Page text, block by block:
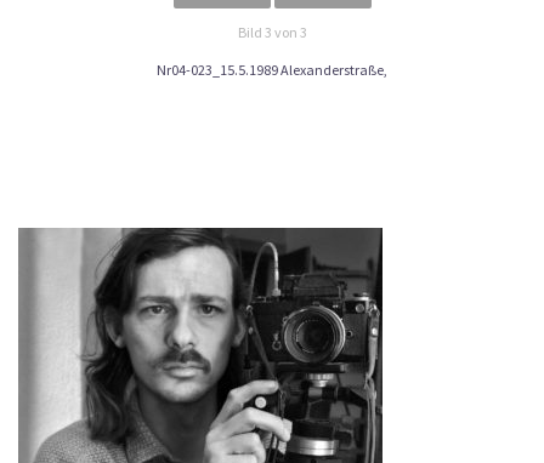
Bild 3 von 3
Nr04-023_15.5.1989 Alexanderstraße,